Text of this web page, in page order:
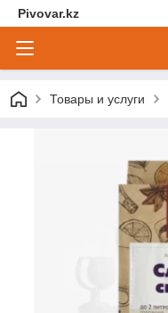
Pivovar.kz
Товары и услуги